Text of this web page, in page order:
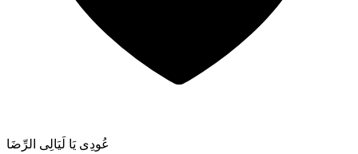
عُودِى يَا لَيَالِى الرِّضَا